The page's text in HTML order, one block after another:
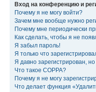
Вход на конференцию и
Почему я не могу войти?
Зачем мне вообще нужно
Почему мне периодически
Как сделать, чтобы я не
Я забыл пароль!
Я только что
Я давно зарегистрирован,
Что такое COPPA?
Почему я не могу
Что делает функция